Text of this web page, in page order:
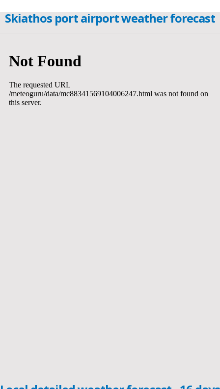
Skiathos port airport weather forecast